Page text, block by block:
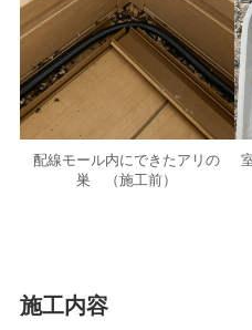
配線モール内にできたアリの
巣 （施工前）
施工内容